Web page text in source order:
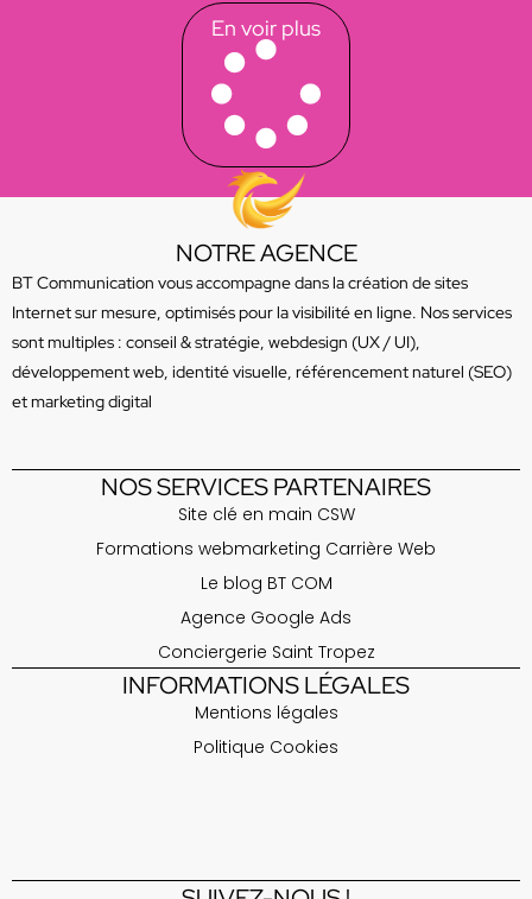
En voir plus
NOTRE AGENCE
BT Communication vous accompagne dans la création de sites
Internet sur mesure, optimisés pour la visibilité en ligne. Nos services
sont multiples : conseil & stratégie, webdesign (UX / UI),
développement web, identité visuelle, référencement naturel (SEO)
et marketing digital
NOS SERVICES PARTENAIRES
Site clé en main CSW
Formations webmarketing Carrière Web
Le blog BT COM
Agence Google Ads
Conciergerie Saint Tropez
INFORMATIONS LÉGALES
Mentions légales
Politique Cookies